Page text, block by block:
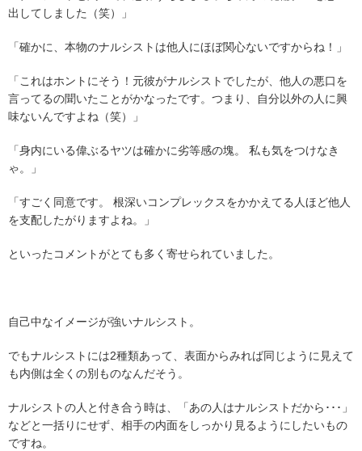
出してしました（笑）」
「確かに、本物のナルシストは他人にほぼ関心ないですからね！」
「これはホントにそう！元彼がナルシストでしたが、他人の悪口を
言ってるの聞いたことがかなったです。つまり、自分以外の人に興
味ないんですよね（笑）」
「身内にいる偉ぶるヤツは確かに劣等感の塊。 私も気をつけなき
ゃ。」
「すごく同意です。 根深いコンプレックスをかかえてる人ほど他人
を支配したがりますよね。」
といったコメントがとても多く寄せられていました。
自己中なイメージが強いナルシスト。
でもナルシストには2種類あって、表面からみれば同じように見えて
も内側は全くの別ものなんだそう。
ナルシストの人と付き合う時は、「あの人はナルシストだから･･･」
などと一括りにせず、相手の内面をしっかり見るようにしたいもの
ですね。